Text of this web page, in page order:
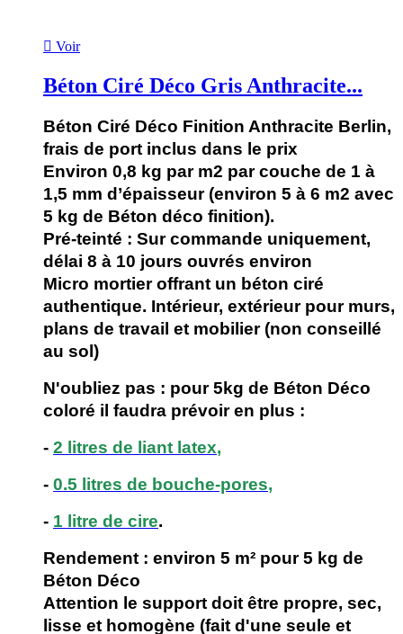
 Voir
Béton Ciré Déco Gris Anthracite...
Béton Ciré Déco Finition Anthracite Berlin,
frais de port inclus dans le prix
Environ 0,8 kg par m2 par couche de 1 à
1,5 mm d’épaisseur (environ 5 à 6 m2 avec
5 kg de Béton déco finition).
Pré-teinté : Sur commande uniquement,
délai 8 à 10 jours ouvrés environ
Micro mortier offrant un béton ciré
authentique. Intérieur, extérieur pour murs,
plans de travail et mobilier (non conseillé
au sol)
N'oubliez pas : pour 5kg de Béton Déco
coloré il faudra prévoir en plus :
- 2 litres de liant latex,
- 0.5 litres de bouche-pores,
- 1 litre de cire.
Rendement : environ 5 m² pour 5 kg de
Béton Déco
Attention le support doit être propre, sec,
lisse et homogène (fait d'une seule et